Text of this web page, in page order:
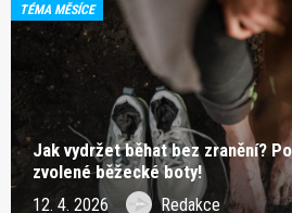
TÉMA MĚSÍCE
Jak vydržet běhat bez zranění?
zvolené běžecké boty!
12. 4. 2026 Redakce